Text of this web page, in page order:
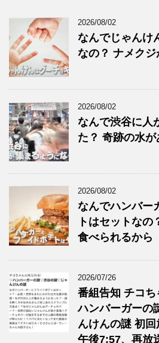
2026/08/02
なんでじゃんけ
なの？ ナメク
2026/08/02
なんで渋谷に人
た？ 奇跡の水が
2026/08/02
なんでハンバー
トはセットな
食べられるから
2026/07/26
番組告知 チコ
ハンバーガー
んけんの謎 初
午後7:57、再放